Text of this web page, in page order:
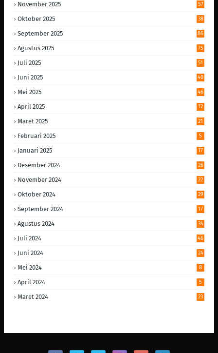
November 2025 57
Oktober 2025 38
September 2025 86
Agustus 2025 75
Juli 2025 51
Juni 2025 40
Mei 2025 46
April 2025 12
Maret 2025 21
Februari 2025 5
Januari 2025 17
Desember 2024 26
November 2024 22
Oktober 2024 29
September 2024 17
Agustus 2024 34
Juli 2024 46
Juni 2024 24
Mei 2024 8
April 2024 5
Maret 2024 23